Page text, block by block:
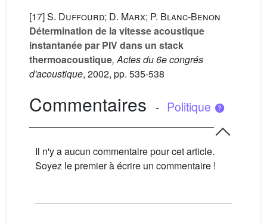
[17]S. Duffourd; D. Marx; P. Blanc-Benon
Détermination de la vitesse acoustique
instantanée par PIV dans un stack
thermoacoustique, Actes du 6e congrés
d'acoustique, 2002, pp. 535-538
Commentaires - Politique
Il n'y a aucun commentaire pour cet article.
Soyez le premier à écrire un commentaire !